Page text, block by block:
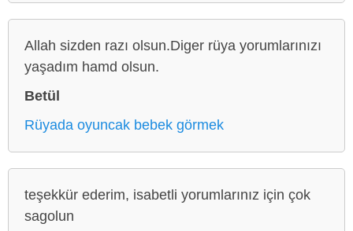
Allah sizden razı olsun.Diger rüya yorumlarınızı
yaşadım hamd olsun.
Betül
Rüyada oyuncak bebek görmek
teşekkür ederim, isabetli yorumlarınız için çok
sagolun